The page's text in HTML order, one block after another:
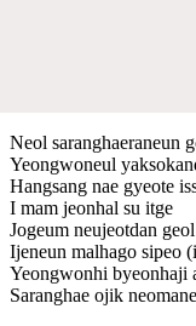
Neol saranghaeraneun
Yeongwoneul
Hangsang nae gyeote
I mam jeonhal su itge
Jogeum neujeotdan
Ijeneun malhago sipeo
Yeongwonhi byeonhaji
Saranghae ojik